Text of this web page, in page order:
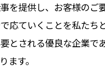
を提供し、お客様のご
応ていくことを私たち
とされる優良な企業で
ます。